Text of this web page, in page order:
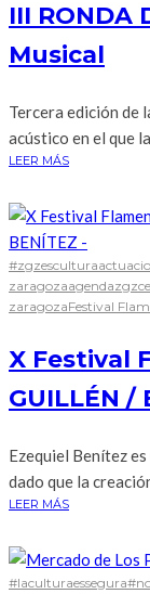
III RONDA
Musical
Tercera edición de
acústico en el que
LEER MÁS
#zgzescultura
zaragozaagendazgz
zaragozaFestival
X Festival
GUILLÉN /
Ezequiel Benítez
dado que la
LEER MÁS
#laculturaessegura